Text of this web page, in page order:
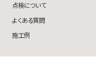
点検について
よくある質問
施工例